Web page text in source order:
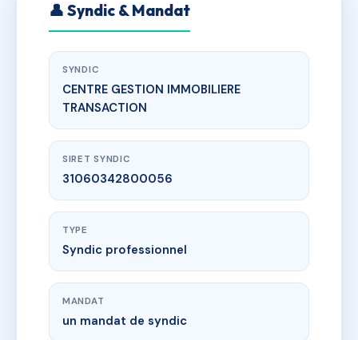
👤 Syndic & Mandat
SYNDIC
CENTRE GESTION IMMOBILIERE
TRANSACTION
SIRET SYNDIC
31060342800056
TYPE
Syndic professionnel
MANDAT
un mandat de syndic